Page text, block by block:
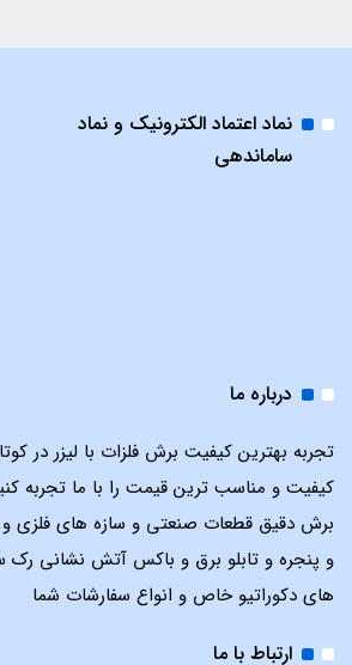
نماد اعتماد الکترونیک و نماد
ساماندهی
درباره ما
تجربه بهترین کیفیت برش فلزات با لیزر در
کیفیت و مناسب ترین قیمت را با ما تجربه
برش دقیق قطعات صنعتی و سازه های فلزی و
و پنجره و تابلو برق و باکس آتش نشانی رک
های دکوراتیو خاص و انواع سفارشات شما
ارتباط با ما